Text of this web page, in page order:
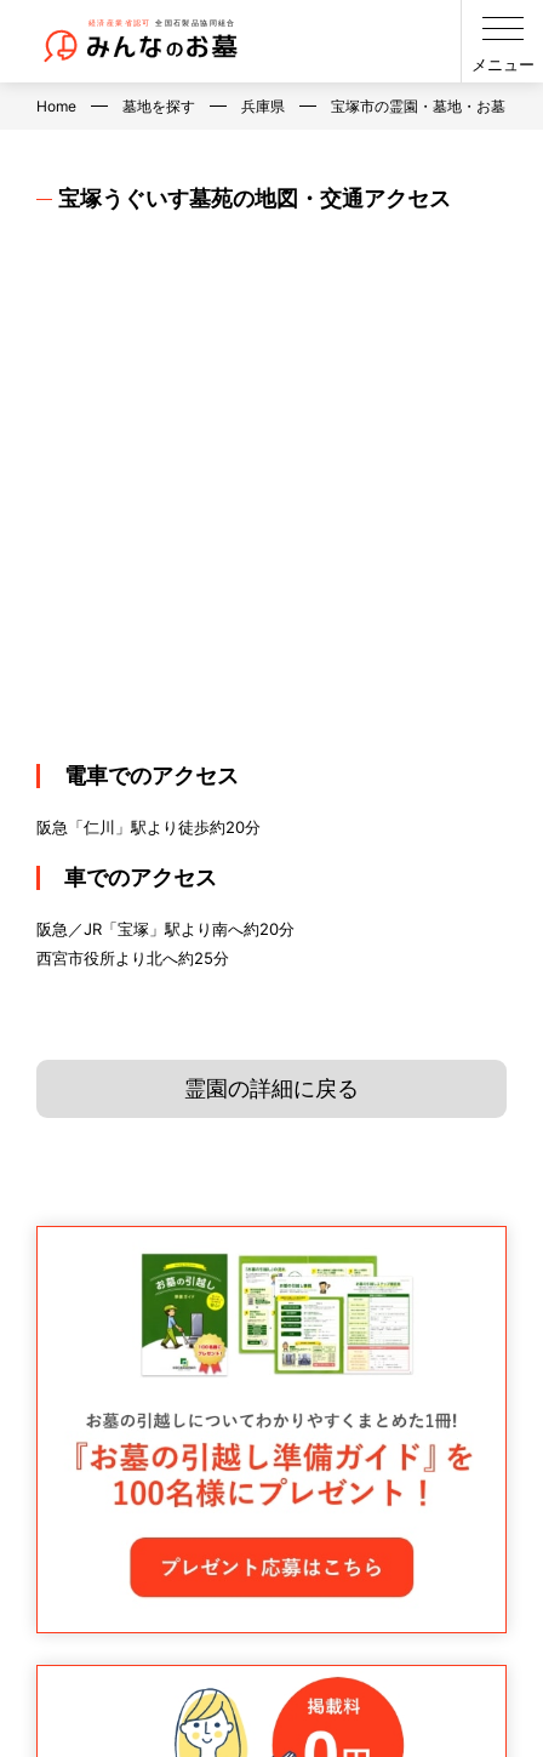
メニュー
Home 墓地を探す 兵庫県 宝塚市の霊園・墓地・お墓
宝塚うぐいす墓苑の地図・交通アクセス
電車でのアクセス
阪急「仁川」駅より徒歩約20分
車でのアクセス
阪急／JR「宝塚」駅より南へ約20分
西宮市役所より北へ約25分
霊園の詳細に戻る